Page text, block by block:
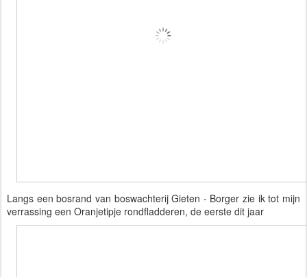
Langs een bosrand van boswachterij Gieten - Borger zie ik tot mijn
verrassing een Oranjetipje rondfladderen, de eerste dit jaar